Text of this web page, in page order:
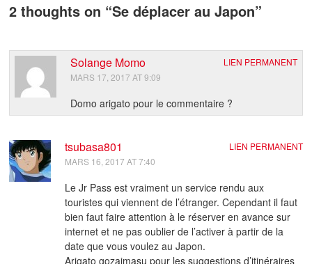
2 thoughts on “Se déplacer au Japon”
LIEN PERMANENT
Solange Momo
MARS 17, 2017 AT 9:09
Domo arigato pour le commentaire ?
LIEN PERMANENT
tsubasa801
MARS 16, 2017 AT 7:40
Le Jr Pass est vraiment un service rendu aux
touristes qui viennent de l’étranger. Cependant il faut
bien faut faire attention à le réserver en avance sur
internet et ne pas oublier de l’activer à partir de la
date que vous voulez au Japon.
Arigato gozaimasu pour les suggestions d’itinéraires